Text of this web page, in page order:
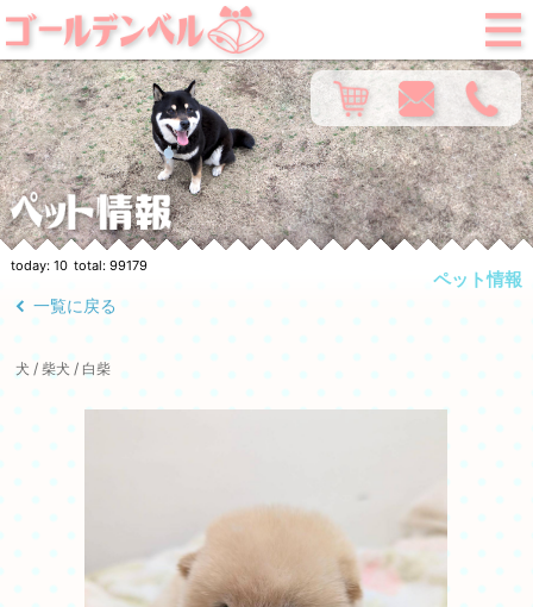
today: 10 total: 99179
ペット情報
一覧に戻る
犬 / 柴犬 / 白柴